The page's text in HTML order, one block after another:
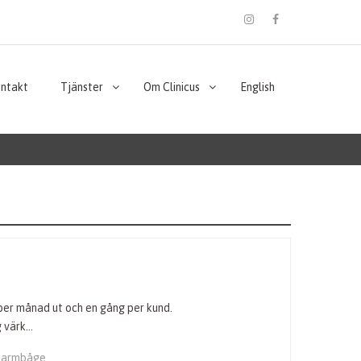
Tjänster Om Clinicus English
månad ut och en gång per kund.